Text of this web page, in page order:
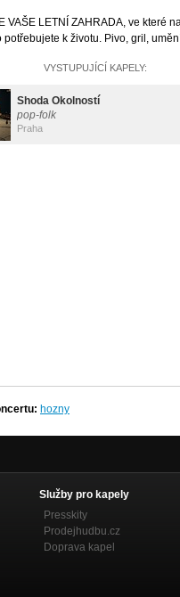
VAŠE LETNÍ ZAHRADA, ve které
potřebujete k životu. Pivo, gril,
VYSTUPUJÍCÍ KAPELY:
Shoda Okolností
pop-folk
Praha
hozny
Služby pro kapely
Presskity
Prodejhudbu.cz
Doprava kapel